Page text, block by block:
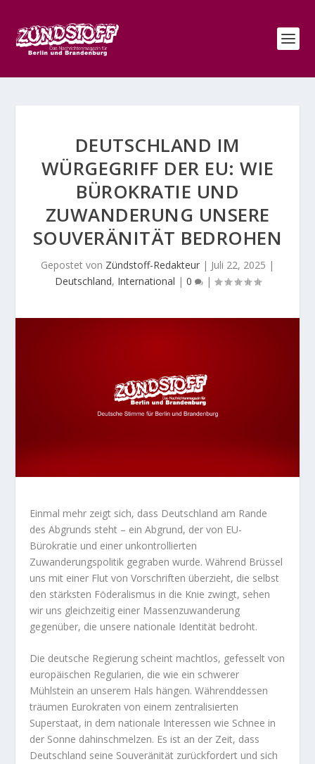
DEUTSCHLAND IM
WÜRGEGRIFF DER EU: WIE
BÜROKRATIE UND
ZUWANDERUNG UNSERE
SOUVERÄNITÄT BEDROHEN
Gepostet von Zündstoff-Redakteur | Juli 22, 2025 |
Deutschland, International | 0 |
Einmal mehr zeigt sich, dass Deutschland am Rande
des Abgrunds steht – ein Abgrund, der von EU-
Bürokratie und einer unkontrollierten
Zuwanderungspolitik gegraben wurde. Während Brüssel
uns mit einer Flut von Vorschriften überzieht, die selbst
den stärksten Föderalismus in die Knie zwingt, sehen
wir uns gleichzeitig einer Massenzuwanderung
gegenüber, die unsere nationale Identität bedroht.
Die deutsche Regierung scheint machtlos, gefesselt von
europäischen Regularien, die wie ein schwerer
Mühlstein an unserem Hals hängen. Währenddessen
träumen Eurokraten von einem zentralisierten
Superstaat, in dem nationale Interessen wie Schnee in
der Sonne dahinschmelzen. Es ist an der Zeit, dass
Deutschland seine Souveränität zurückfordert und sich